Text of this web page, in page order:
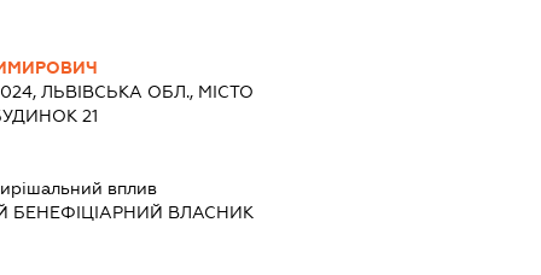
ЛЬВІВСЬКА ОБЛ., МІСТО
21
вплив
БЕНЕФІЦІАРНИЙ ВЛАСНИК